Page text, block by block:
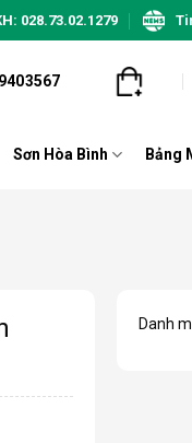
028.73.02.1279
Sơn Hòa Bình Bảng
Danh